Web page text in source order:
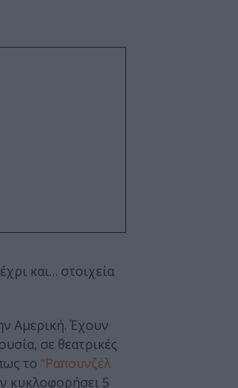
και… στοιχεία
Αμερική. Έχουν
σε θεατρικές
το “Ραπουνζέλ
κυκλοφορήσει 5